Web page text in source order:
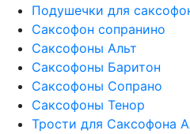
Подушечки для
Саксофон сопранино
Саксофоны Альт
Саксофоны Баритон
Саксофоны Сопрано
Саксофоны Тенор
Трости для Саксофона